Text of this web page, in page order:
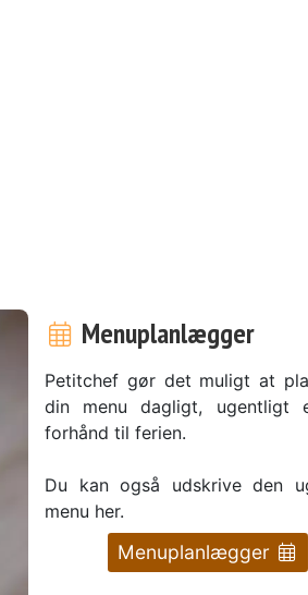
Menuplanlægger
Petitchef gør det muligt at
din menu dagligt, ugentligt
forhånd til ferien.
Du kan også udskrive den
menu her.
Menuplanlægger